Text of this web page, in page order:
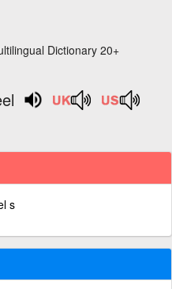
Dictionary 20+
s